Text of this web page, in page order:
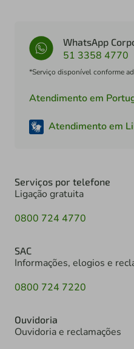
WhatsApp
51 3358 4770
*Serviço disponível conforme
Atendimento em
Atendimento em
Serviços por telefone
Ligação gratuita
0800 724 4770
SAC
Informações, elogios e
0800 724 7220
Ouvidoria
Ouvidoria e reclamações